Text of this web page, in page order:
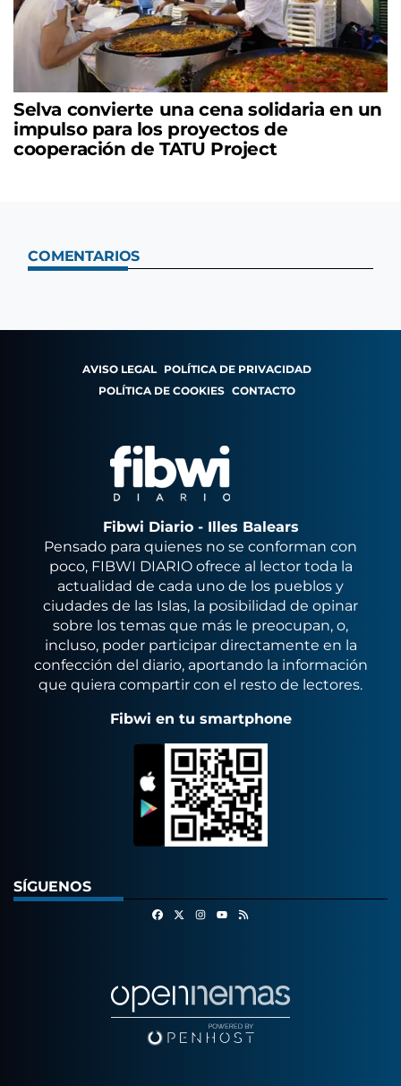
Selva convierte una cena solidaria en un
impulso para los proyectos de
cooperación de TATU Project
COMENTARIOS
AVISO LEGAL POLÍTICA DE PRIVACIDAD
POLÍTICA DE COOKIES CONTACTO
Fibwi Diario - Illes Balears
Pensado para quienes no se conforman con
poco, FIBWI DIARIO ofrece al lector toda la
actualidad de cada uno de los pueblos y
ciudades de las Islas, la posibilidad de opinar
sobre los temas que más le preocupan, o,
incluso, poder participar directamente en la
confección del diario, aportando la información
que quiera compartir con el resto de lectores.
Fibwi en tu smartphone
SÍGUENOS
FacebookInstagram